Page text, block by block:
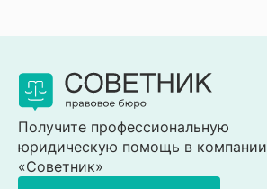
Получите профессиональную
юридическую помощь в компании
«Советник»